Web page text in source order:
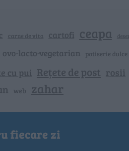
carne de vita cartofi ceapa
ovo-lacto-vegetarian patiserie dulce
cu pui Rețete de post rosii
web zahar
fiecare zi